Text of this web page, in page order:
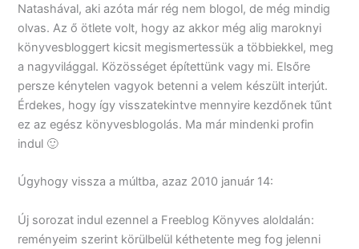
Natashával, aki azóta már rég nem blogol, de még mindig
olvas. Az ő ötlete volt, hogy az akkor még alig maroknyi
könyvesbloggert kicsit megismertessük a többiekkel, meg
a nagyvilággal. Közösséget építettünk vagy mi. Elsőre
persze kénytelen vagyok betenni a velem készült interjút.
Érdekes, hogy így visszatekintve mennyire kezdőnek tűnt
ez az egész könyvesblogolás. Ma már mindenki profin
indul 🙂
Úgyhogy vissza a múltba, azaz 2010 január 14:
Új sorozat indul ezennel a Freeblog Könyves aloldalán:
reményeim szerint körülbelül kéthetente meg fog jelenni